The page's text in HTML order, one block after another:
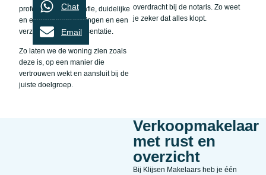
overdracht bij de notaris. Zo weet
je zeker dat alles klopt.
professionele fotografie, duidelijke
en eerlijke omschrijvingen en een
verzorgde online presentatie.
Zo laten we de woning zien zoals
deze is, op een manier die
vertrouwen wekt en aansluit bij de
juiste doelgroep.
Verkoopmakelaar
met rust en
overzicht
Bij Klijsen Makelaars heb je één
Chat
Email